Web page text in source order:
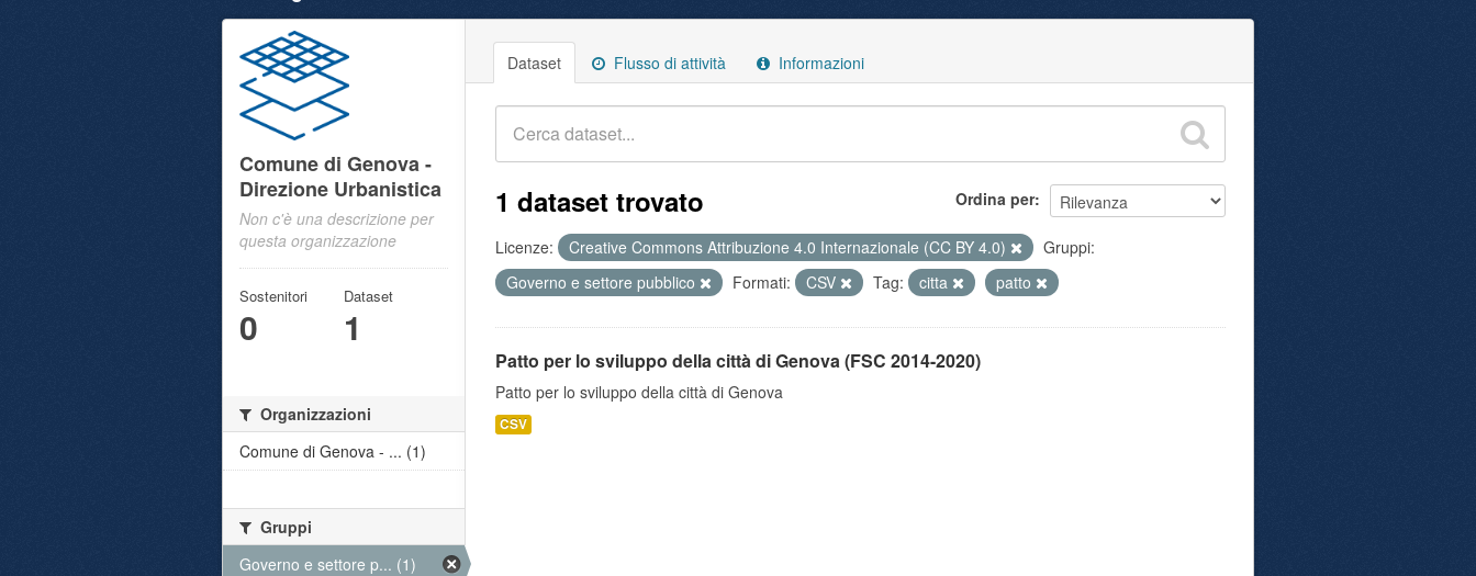
Dataset Flusso di attività Informazioni
Ordina per
1 dataset trovato
Licenze: Creative Commons Attribuzione 4.0 Internazionale (CC BY 4.0)
Gruppi:
Governo e settore pubblico
Formati: CSV Tag: citta patto
Patto per lo sviluppo della città di Genova (FSC 2014-2020)
Patto per lo sviluppo della città di Genova
CSV
Comune di Genova -
Direzione Urbanistica
Non c'è una descrizione per
questa organizzazione
Sostenitori
0
Dataset
1
Organizzazioni
Comune di Genova - ... (1)
Gruppi
Governo e settore p... (1)